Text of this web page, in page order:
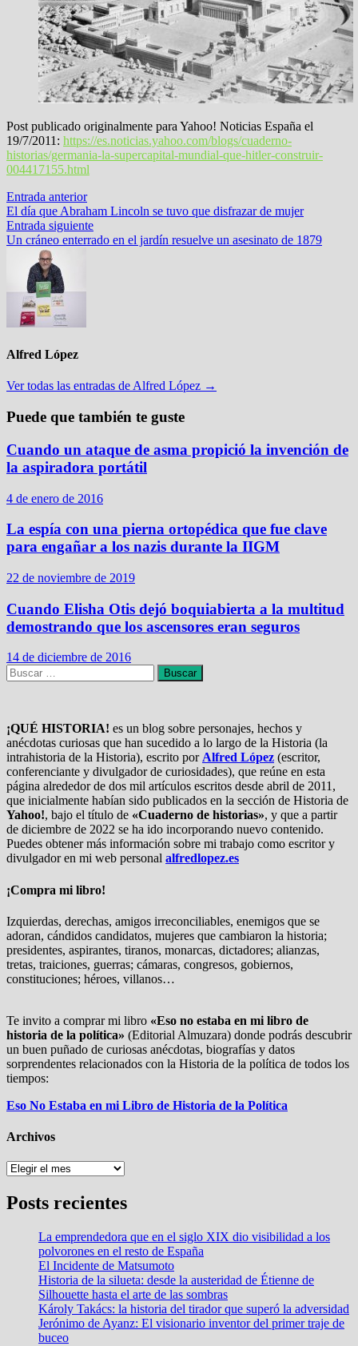
Post publicado originalmente para Yahoo! Noticias España el
19/7/2011: https://es.noticias.yahoo.com/blogs/cuaderno-
historias/germania-la-supercapital-mundial-que-hitler-construir-
004417155.html
Navegación
de
entradas
Entrada anteriorEntrada
anterior:
El día que Abraham Lincoln se tuvo que disfrazar de mujer
Entrada siguienteEntrada
siguiente:
Un cráneo enterrado en el jardín resuelve un asesinato de 1879
Alfred López
Ver todas las entradas de Alfred López →
Puede que también te guste
Cuando un ataque de asma propició la invención de
la aspiradora portátil
4 de enero de 2016
La espía con una pierna ortopédica que fue clave
para engañar a los nazis durante la IIGM
22 de noviembre de 2019
Cuando Elisha Otis dejó boquiabierta a la multitud
demostrando que los ascensores eran seguros
14 de diciembre de 2016
Buscar:
¡QUÉ HISTORIA! es un blog sobre personajes, hechos y
anécdotas curiosas que han sucedido a lo largo de la Historia (la
intrahistoria de la Historia), escrito por Alfred López (escritor,
conferenciante y divulgador de curiosidades), que reúne en esta
página alrededor de dos mil artículos escritos desde abril de 2011,
que inicialmente habían sido publicados en la sección de Historia de
Yahoo!, bajo el título de «Cuaderno de historias», y que a partir
de diciembre de 2022 se ha ido incorporando nuevo contenido.
Puedes obtener más información sobre mi trabajo como escritor y
divulgador en mi web personal alfredlopez.es
¡Compra mi libro!
Izquierdas, derechas, amigos irreconciliables, enemigos que se
adoran, cándidos candidatos, mujeres que cambiaron la historia;
presidentes, aspirantes, tiranos, monarcas, dictadores; alianzas,
tretas, traiciones, guerras; cámaras, congresos, gobiernos,
constituciones; héroes, villanos…
Te invito a comprar mi libro «Eso no estaba en mi libro de
historia de la política» (Editorial Almuzara) donde podrás descubrir
un buen puñado de curiosas anécdotas, biografías y datos
sorprendentes relacionados con la Historia de la política de todos los
tiempos:
Eso No Estaba en mi Libro de Historia de la Política
Archivos
Archivos
Posts recientes
La emprendedora que en el siglo XIX dio visibilidad a los
polvorones en el resto de España
El Incidente de Matsumoto
Historia de la silueta: desde la austeridad de Étienne de
Silhouette hasta el arte de las sombras
Károly Takács: la historia del tirador que superó la adversidad
Jerónimo de Ayanz: El visionario inventor del primer traje de
buceo